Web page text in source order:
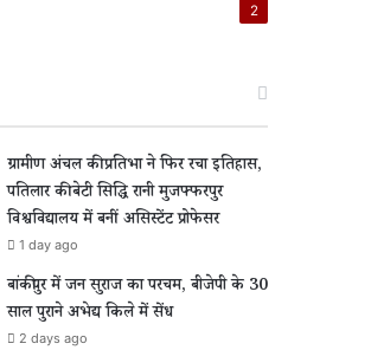
2
ग्रामीण अंचल की प्रतिभा ने फिर रचा इतिहास,
पतिलार की बेटी सिद्धि रानी मुजफ्फरपुर
विश्वविद्यालय में बनीं असिस्टेंट प्रोफेसर
1 day ago
बांकीपुर में जन सुराज का परचम, बीजेपी के 30
साल पुराने अभेद्य किले में सेंध
2 days ago